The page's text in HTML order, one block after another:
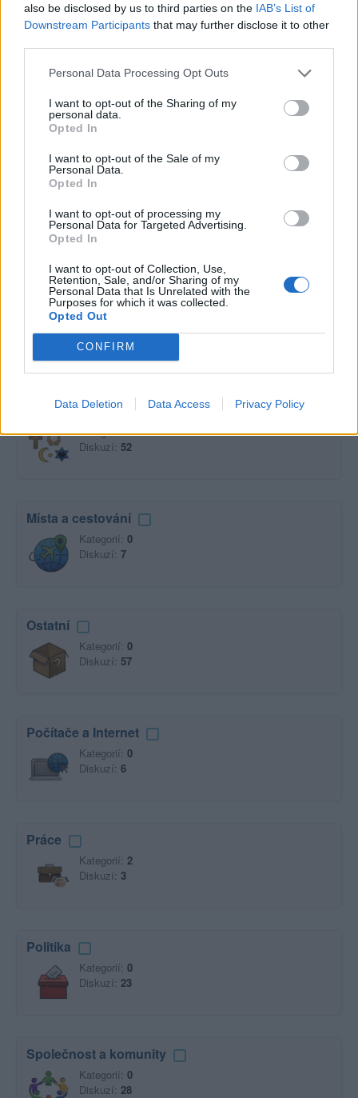
also be disclosed by us to third parties on the IAB’s List of
Downstream Participants that may further disclose it to other
Personal Data Processing Opt Outs
I want to opt-out of the Sharing of my
personal data.
Opted In
I want to opt-out of the Sale of my
Personal Data.
Opted In
I want to opt-out of processing my
Personal Data for Targeted Advertising.
Opted In
I want to opt-out of Collection, Use,
Retention, Sale, and/or Sharing of my
Personal Data that Is Unrelated with the
Purposes for which it was collected.
Opted Out
CONFIRM
Data Deletion Data Access Privacy Policy
Diskuzí: 47
Kategorií:0
Diskuzí:
Kategorií:4
Diskuzí: 26
Láska, vztahy a sex
Kategorií:
Diskuzí:55
Náboženství
Kategorií:1
Diskuzí: 52
Místa a cestování
Kategorií: 0
Diskuzí: 7
Ostatní
Kategorií: 0
Diskuzí: 57
Počítače a Internet
Kategorií: 0
Diskuzí: 6
Práce
Kategorií: 2
Diskuzí: 3
Politika
Kategorií: 0
Diskuzí: 23
Společnost a komunity
Kategorií: 0
Diskuzí: 28